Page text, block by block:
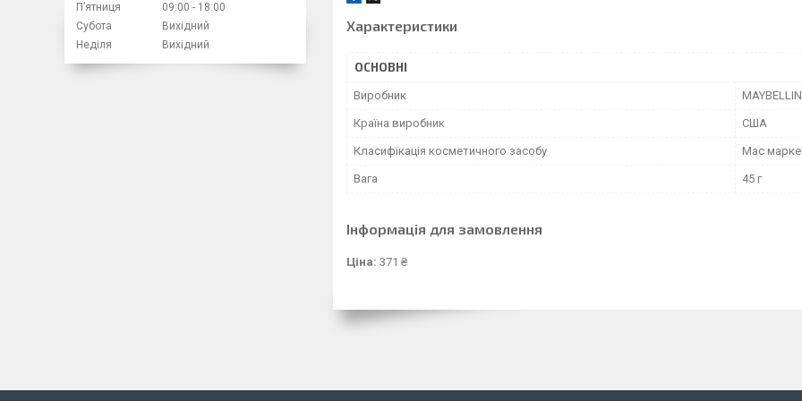
Характеристики
ОСНОВНІ
Виробник
Країна виробник США
Класифікація косметичного засобу Мас
Вага 45 г
Інформація для замовлення
Ціна: 371 ₴
Пʼятниця 09:00
18:00
Субота
Вихідний
Неділя
Вихідний